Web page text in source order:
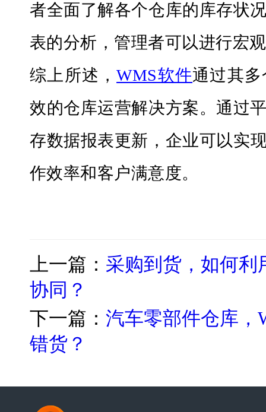
者全面了解各个仓库的库存状
表的分析，管理者可以进行宏
综上所述，WMS软件通过其
效的仓库运营解决方案。通过
存数据报表更新 ， 企业可以实
作效率和客户满意度。
上一篇： 采购到货，如何利
协同？
下一篇： 汽车零部件仓库，
错货？